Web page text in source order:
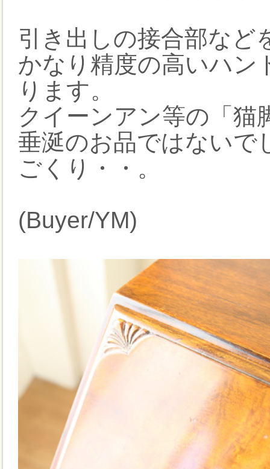
引き出しの接合部など
かなり精度の高いハン
ります。
クイーンアン等の「猫
垂涎のお品ではないで
ごくり・・。
(Buyer/YM)